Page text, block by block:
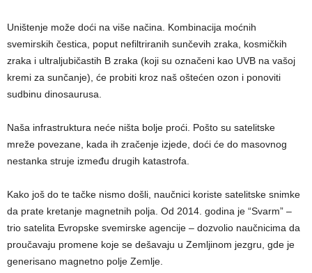
Uništenje može doći na više načina. Kombinacija moćnih
svemirskih čestica, poput nefiltriranih sunčevih zraka, kosmičkih
zraka i ultraljubičastih B zraka (koji su označeni kao UVB na vašoj
kremi za sunčanje), će probiti kroz naš oštećen ozon i ponoviti
sudbinu dinosaurusa.
Naša infrastruktura neće ništa bolje proći. Pošto su satelitske
mreže povezane, kada ih zračenje izjede, doći će do masovnog
nestanka struje između drugih katastrofa.
Kako još do te tačke nismo došli, naučnici koriste satelitske snimke
da prate kretanje magnetnih polja. Od 2014. godina je “Svarm” –
trio satelita Evropske svemirske agencije – dozvolio naučnicima da
proučavaju promene koje se dešavaju u Zemljinom jezgru, gde je
generisano magnetno polje Zemlje.